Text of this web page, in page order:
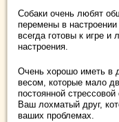
Собаки очень любят
перемены в
всегда готовы к игре и
настроения.
Очень хорошо иметь в
весом, которые мало
постоянной
Ваш лохматый друг,
ваших проблемах.